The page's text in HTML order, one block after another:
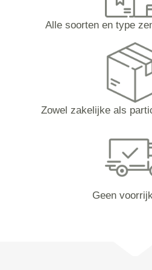
Alle soorten en type
Zowel zakelijke als
Geen